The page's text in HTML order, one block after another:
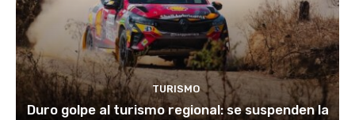
TURISMO
Duro golpe al turismo regional: se suspenden la